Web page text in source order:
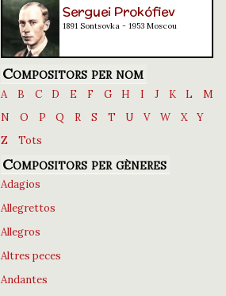
Serguei Prokófiev
1891 Sontsovka - 1953 Moscou
Compositors per nom
A B C D E F G H I J K L
M
N
O P Q R S T U V W X
Y
Z
Tots
Compositors per gèneres
Adagios
Allegrettos
Allegros
Altres peces
Andantes